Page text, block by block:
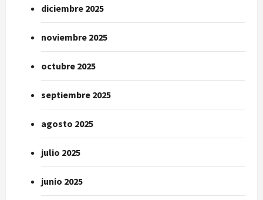
diciembre 2025
noviembre 2025
octubre 2025
septiembre 2025
agosto 2025
julio 2025
junio 2025